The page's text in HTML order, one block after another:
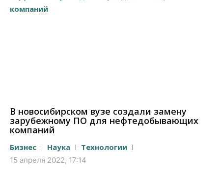
В новосибирском вузе создали замену
зарубежному ПО для нефтедобывающих
компаний
Бизнес Наука Технологии
15 апреля 2022, 17:14